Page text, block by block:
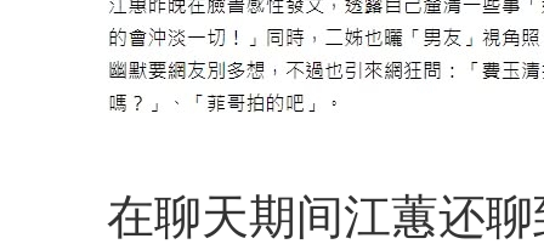
在聊天期间江蕙还